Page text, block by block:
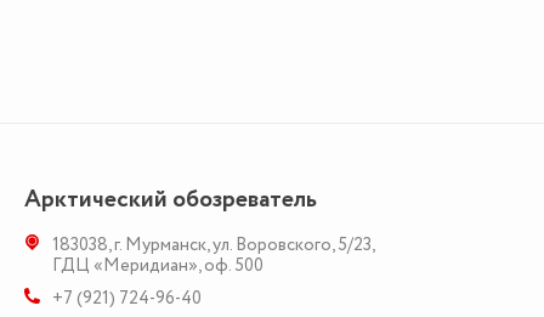
Арктический обозреватель
183038,г. Мурманск,ул. Воровского, 5/23,
ГДЦ «Меридиан», оф. 500
+7 (921) 724-96-40